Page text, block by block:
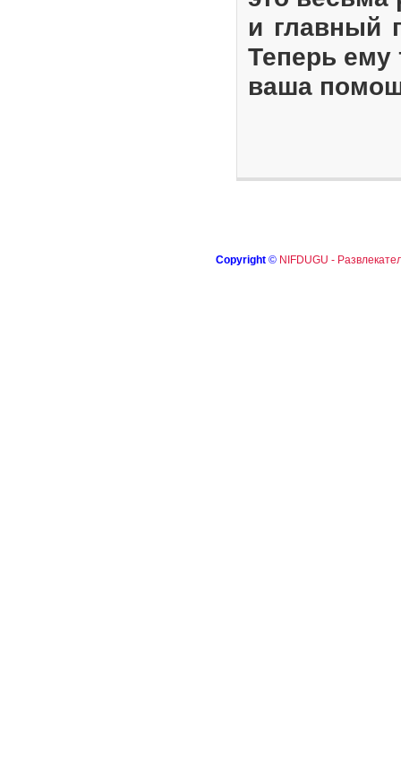
и главный
Теперь ему
ваша
Copyright © NIFDUGU -